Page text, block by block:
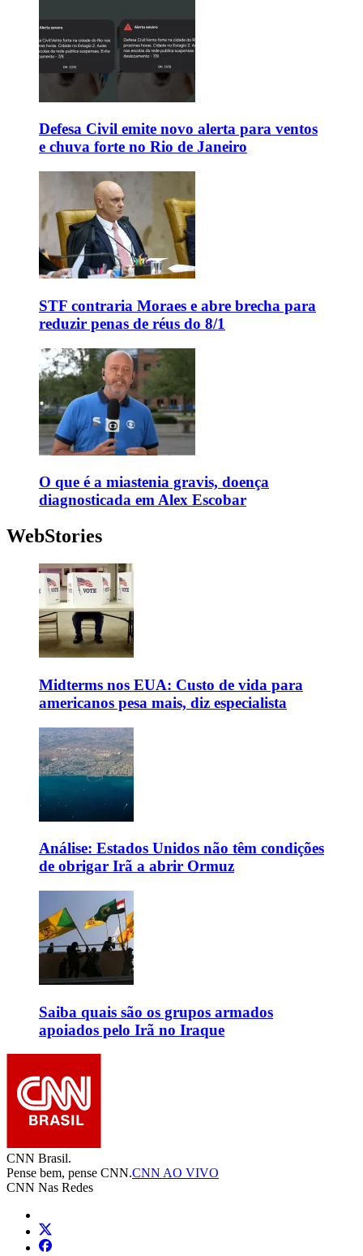
Defesa Civil emite novo alerta para ventos
e chuva forte no Rio de Janeiro
STF contraria Moraes e abre brecha para
reduzir penas de réus do 8/1
O que é a miastenia gravis, doença
diagnosticada em Alex Escobar
WebStories
Midterms nos EUA: Custo de vida para
americanos pesa mais, diz especialista
Análise: Estados Unidos não têm condições
de obrigar Irã a abrir Ormuz
Saiba quais são os grupos armados
apoiados pelo Irã no Iraque
CNN Brasil.
Pense bem, pense CNN.CNN AO VIVO
CNN Nas Redes